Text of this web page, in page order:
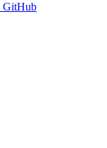
GitHub